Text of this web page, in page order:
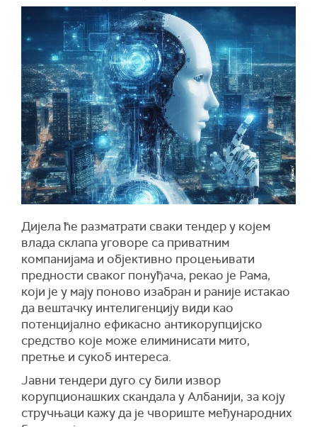
Дијелаће разматрати сваки тендер у којем
влада склапа уговоре са приватним
компанијама и објективно процењивати
предности сваког понуђача, рекао је Рама,
који је у мају поново изабран и раније истакао
да вештачку интелигенцију види као
потенцијално ефикасно антикорупцијско
средство које може елиминисати мито,
претње и сукоб интереса.
Јавни тендери дуго су били извор
корупционашких скандала у Албанији, за коју
стручњаци кажу да је чвориште међународних